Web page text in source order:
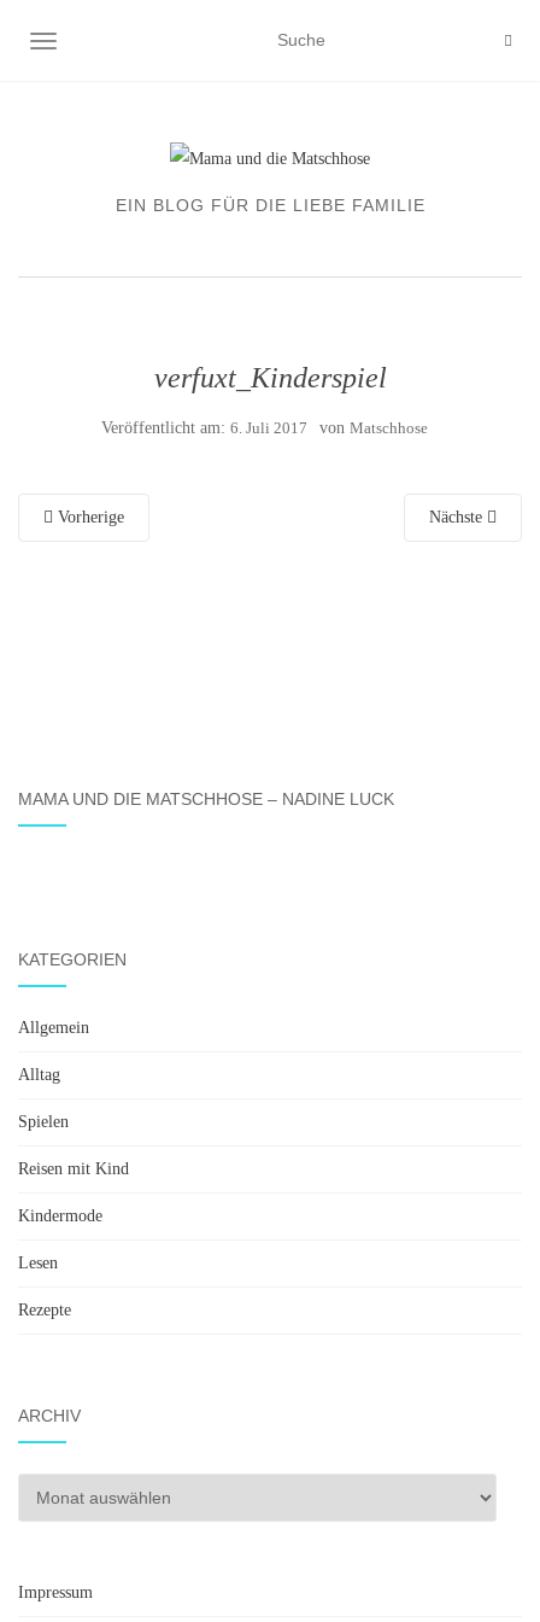
NAVIGATION EIN-/AUSSCHALTEN
EIN BLOG FÜR DIE LIEBE FAMILIE
verfuxt_Kinderspiel
Veröffentlicht am: 6. Juli 2017 von Matschhose
Vorherige Nächste
MAMA UND DIE MATSCHHOSE – NADINE LUCK
KATEGORIEN
Allgemein
Alltag
Spielen
Reisen mit Kind
Kindermode
Lesen
Rezepte
ARCHIV
Archiv
Impressum